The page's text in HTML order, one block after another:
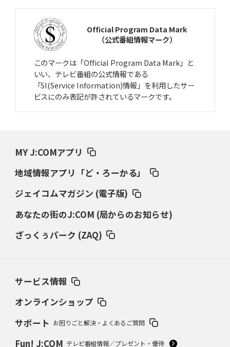
Official Program Data Mark
（公式番組情報マーク）
このマークは「Official Program Data Mark」と
いい、テレビ番組の公式情報である
「SI(Service Information)情報」を利用したサー
ビスにのみ表記が許されているマークです。
MY J:COMアプリ
地域情報アプリ「ど・ろーかる」
ジェイコムマガジン (電子版)
あなたの街のJ:COM (局からのお知らせ)
ざっくぅパーク (ZAQ)
サービス情報
オンラインショップ
サポート お困りごと解決・よくあるご質問
Fun! J:COM テレビ番組情報／プレゼント・優待